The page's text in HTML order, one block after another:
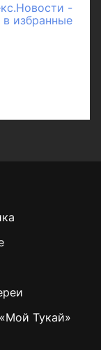
-
в избранные
Тукай»